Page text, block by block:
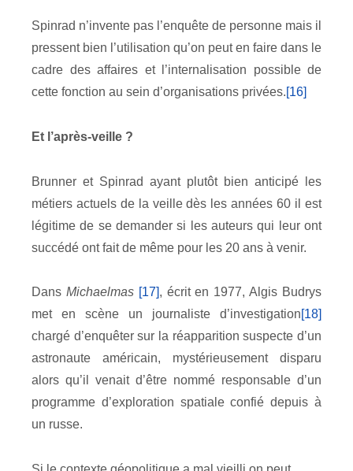
Spinrad n’invente pas l’enquête de personne mais il
pressent bien l’utilisation qu’on peut en faire dans le
cadre des affaires et l’internalisation possible de
cette fonction au sein d’organisations privées.[16]
Et l’après-veille ?
Brunner et Spinrad ayant plutôt bien anticipé les
métiers actuels de la veille dès les années 60 il est
légitime de se demander si les auteurs qui leur ont
succédé ont fait de même pour les 20 ans à venir.
Dans Michaelmas [17], écrit en 1977, Algis Budrys
met en scène un journaliste d’investigation[18]
chargé d’enquêter sur la réapparition suspecte d’un
astronaute américain, mystérieusement disparu
alors qu’il venait d’être nommé responsable d’un
programme d’exploration spatiale confié depuis à
un russe.